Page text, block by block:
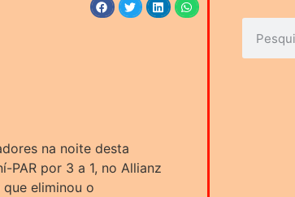
na noite desta
PAR por 3 a 1, no Allianz
eliminou o